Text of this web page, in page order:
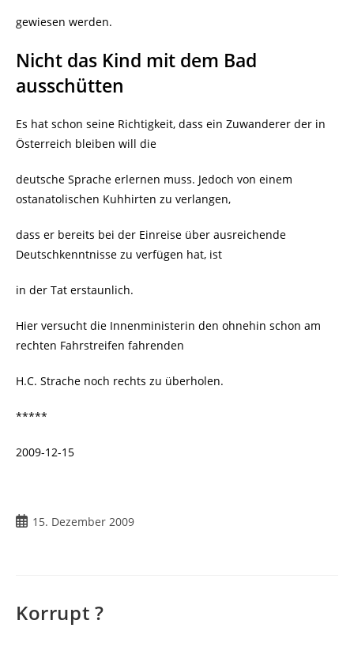
gewiesen werden.
Nicht das Kind mit dem Bad
ausschütten
Es hat schon seine Richtigkeit, dass ein Zuwanderer der in
Österreich bleiben will die
deutsche Sprache erlernen muss. Jedoch von einem
ostanatolischen Kuhhirten zu verlangen,
dass er bereits bei der Einreise über ausreichende
Deutschkenntnisse zu verfügen hat, ist
in der Tat erstaunlich.
Hier versucht die Innenministerin den ohnehin schon am
rechten Fahrstreifen fahrenden
H.C. Strache noch rechts zu überholen.
*****
2009-12-15
Beitrag15. Dezember 2009
Korrupt ?